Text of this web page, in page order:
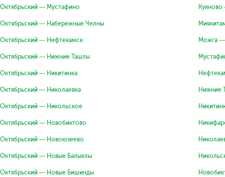
Октябрьский — Мустафино
Октябрьский — Набережные Челны
Октябрьский — Нефтекамск
Октябрьский — Нижние Ташлы
Октябрьский — Никитинка
Октябрьский — Николаевка
Октябрьский — Никольское
Октябрьский — Новобиктово
Октябрьский — Новоюзеево
Октябрьский — Новые Балыклы
Октябрьский — Новые Бишинды
Можга —
Нижние